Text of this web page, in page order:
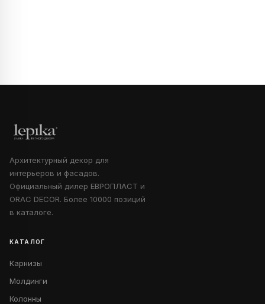
Архитектурный декор для
интерьеров и фасадов.
Официальный дилер ЕВРОПЛАСТ и
ORAC DECOR. Более 10000 позиций
в каталоге.
КАТАЛОГ
Карнизы
Молдинги
Колонны